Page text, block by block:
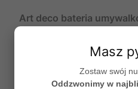
Art deco bateria
antyczny, producent:
Cena promocyjna
777,89 zł+8%
Masz
Zostaw swój
Oddzwonimy w